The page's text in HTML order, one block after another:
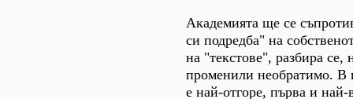
Академията ще се
си подредба" на
на "текстове", разбира се,
променили необратимо. В
е най-отгоре, първа и